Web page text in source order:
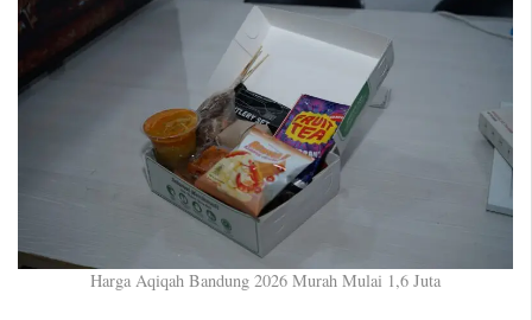
Harga Aqiqah Bandung 2026 Murah Mulai 1,6 Juta